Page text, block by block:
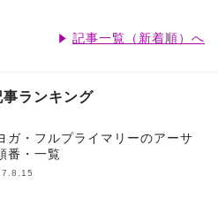
記事一覧（新着順）へ
ランキング
ガ・フルプライマリーのアーサ
番・一覧